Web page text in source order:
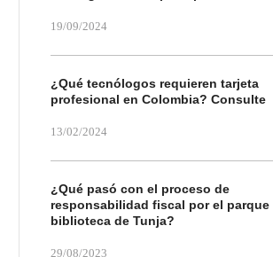
19/09/2024
¿Qué tecnólogos requieren tarjeta
profesional en Colombia? Consulte
13/02/2024
¿Qué pasó con el proceso de
responsabilidad fiscal por el parque
biblioteca de Tunja?
29/08/2023